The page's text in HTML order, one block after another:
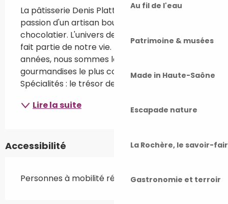
Au fil de l'eau
Patrimoine & musées
Made in Haute-Saône
Escapade nature
La Rochère, le savoir-
Gastronomie et terroir
La pâtisserie Denis Platte est le fruit de la
passion d'un artisan boulanger, pâtissier et
chocolatier. L'univers des fours et fourneaux
fait partie de notre vie. Depuis plusieurs
années, nous sommes le créateur de
gourmandises le plus connu dans la région.
Spécialités : le trésor des Ballons...
Lire la suite
Accessibilité
Personnes à mobilité réduite